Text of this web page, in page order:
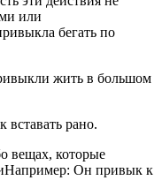
или
бегать по
жить в большом
вставать рано.
вещах, которые
Он привык к